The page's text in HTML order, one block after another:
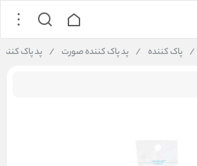
/ پاک کننده / پد پاک کننده صورت / پد پاک‌